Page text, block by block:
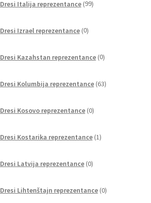
Dresi Italija reprezentance 99izdelkov
Dresi Izrael reprezentance 0izdelkov
Dresi Kazahstan reprezentance 0izdelkov
Dresi Kolumbija reprezentance 63izdelkov
Dresi Kosovo reprezentance 0izdelkov
Dresi Kostarika reprezentance 1izdelek
Dresi Latvija reprezentance 0izdelkov
Dresi Lihtenštajn reprezentance 0izdelkov